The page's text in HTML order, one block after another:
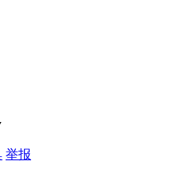
举报